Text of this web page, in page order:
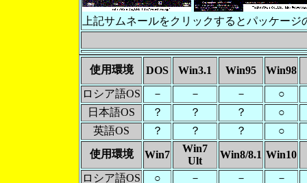
上記サムネールをクリックするとパッケー
使用環境 DOS Win3.1 Win95
Win98
ロシア語OS
－ － －
○
日本語OS
？ ？ ？
○
英語OS
？ ？ ？
○
使用環境
Win7
Win7
Ult
Win8/8.1 Win10
ロシア語OS
○ － －
－